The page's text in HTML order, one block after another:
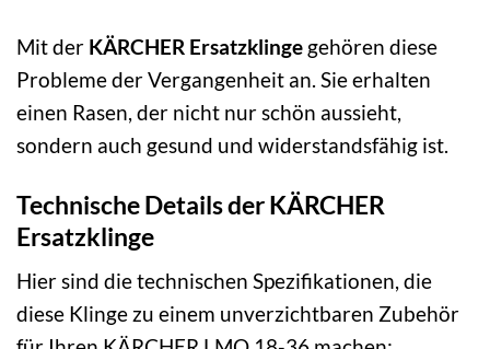
Mit der KÄRCHER Ersatzklinge gehören diese
Probleme der Vergangenheit an. Sie erhalten
einen Rasen, der nicht nur schön aussieht,
sondern auch gesund und widerstandsfähig ist.
Technische Details der KÄRCHER
Ersatzklinge
Hier sind die technischen Spezifikationen, die
diese Klinge zu einem unverzichtbaren Zubehör